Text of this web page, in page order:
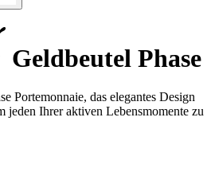
Geldbeutel Phase
Portemonnaie, das elegantes Design
jeden Ihrer aktiven Lebensmomente zu